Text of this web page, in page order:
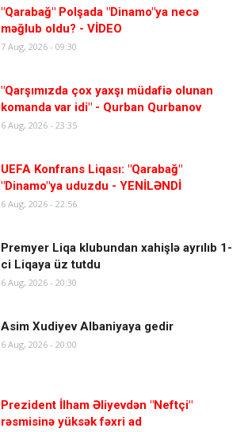
"Qarabağ" Polşada "Dinamo"ya necə
məğlub oldu? - VİDEO
7 Aug, 2026 - 09:30
"Qarşımızda çox yaxşı müdafiə olunan
komanda var idi" - Qurban Qurbanov
6 Aug, 2026 - 23:35
UEFA Konfrans Liqası: "Qarabağ"
"Dinamo"ya uduzdu - YENİLƏNDİ
6 Aug, 2026 - 22:56
Premyer Liqa klubundan xahişlə ayrılıb 1-
ci Liqaya üz tutdu
6 Aug, 2026 - 20:30
Asim Xudiyev Albaniyaya gedir
6 Aug, 2026 - 20:00
Prezident İlham Əliyevdən "Neftçi"
rəsmisinə yüksək fəxri ad